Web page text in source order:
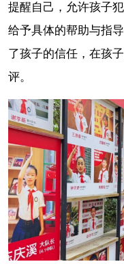
提醒自己，允许孩子
给予具体的帮助与指
了孩子的信任，在孩
评。